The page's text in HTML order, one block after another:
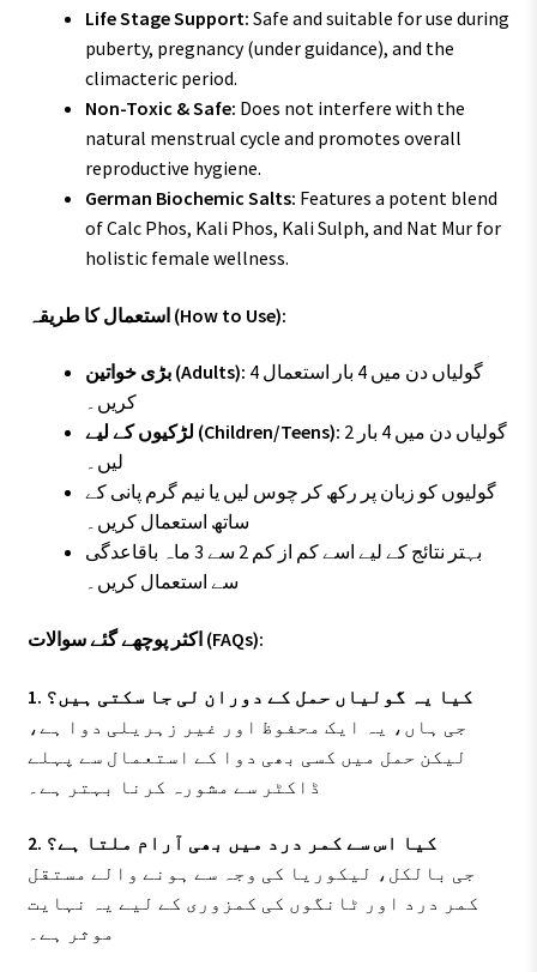
Life Stage Support: Safe and suitable for use during
puberty, pregnancy (under guidance), and the
climacteric period.
Non-Toxic & Safe: Does not interfere with the
natural menstrual cycle and promotes overall
reproductive hygiene.
German Biochemic Salts: Features a potent blend
of Calc Phos, Kali Phos, Kali Sulph, and Nat Mur for
holistic female wellness.
استعمال کا طریقہ (How to Use):
بڑی خواتین (Adults): 4 گولیاں دن میں 4 بار استعمال
کریں۔
لڑکیوں کے لیے (Children/Teens): 2 گولیاں دن میں 4 بار
لیں۔
گولیوں کو زبان پر رکھ کر چوس لیں یا نیم گرم پانی کے
ساتھ استعمال کریں۔
بہتر نتائج کے لیے اسے کم از کم 2 سے 3 ماہ باقاعدگی
سے استعمال کریں۔
اکثر پوچھے گئے سوالات (FAQs):
1. کیا یہ گولیاں حمل کے دوران لی جا سکتی ہیں؟
جی ہاں، یہ ایک محفوظ اور غیر زہریلی دوا ہے،
لیکن حمل میں کسی بھی دوا کے استعمال سے پہلے
ڈاکٹر سے مشورہ کرنا بہتر ہے۔
2. کیا اس سے کمر درد میں بھی آرام ملتا ہے؟
جی بالکل، لیکوریا کی وجہ سے ہونے والے مستقل
کمر درد اور ٹانگوں کی کمزوری کے لیے یہ نہایت
موثر ہے۔